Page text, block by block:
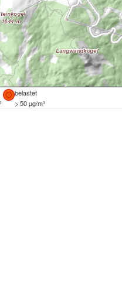
belastet
> 50 µg/m³